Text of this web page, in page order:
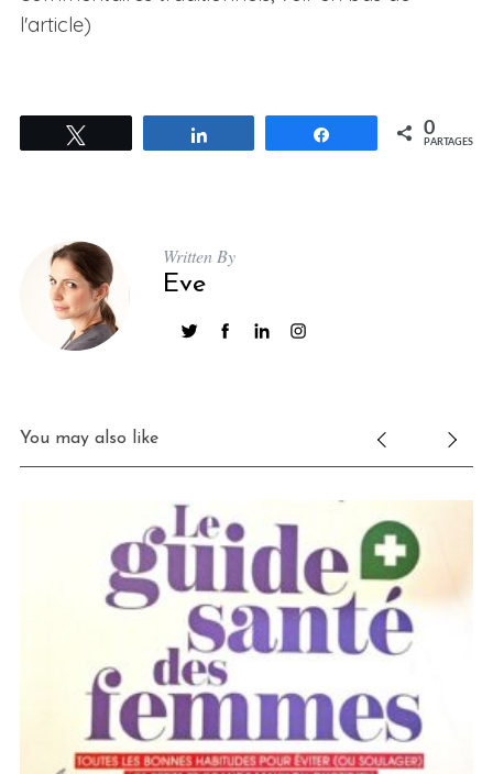
l'article)
Partagez 0
PARTAGES
Written By
Eve
You may also like